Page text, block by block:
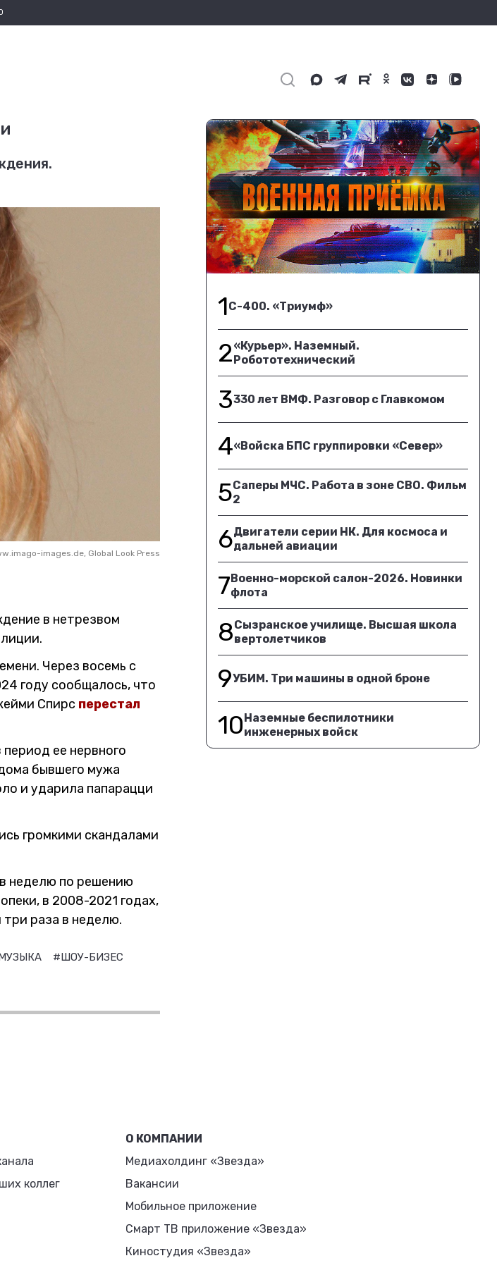
images.de, Global Look Press
в нетрезвом
Через восемь с
году сообщалось, что
Спирс перестал
ее нервного
бывшего мужа
и ударила папарацци
громкими скандалами
неделю по решению
в 2008-2021 годах,
три раза в неделю.
#ШОУ-БИЗЕС
1С-400. «Триумф»
2«Курьер». Наземный.
Робототехнический
3330 лет ВМФ. Разговор с Главкомом
4«Войска БПС группировки «Север»
5Саперы МЧС. Работа в зоне СВО. Фильм
2
6Двигатели серии НК. Для космоса и
дальней авиации
7Военно-морской салон-2026. Новинки
флота
8Сызранское училище. Высшая школа
вертолетчиков
9УБИМ. Три машины в одной броне
10Наземные беспилотники
инженерных войск
коллег
О КОМПАНИИ
Медиахолдинг «Звезда»
Вакансии
Мобильное приложение
Смарт ТВ приложение «Звезда»
Киностудия «Звезда»